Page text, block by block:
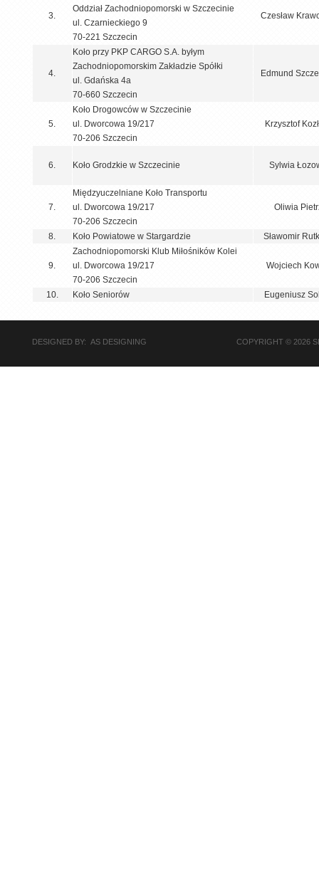
3.
Oddział Zachodniopomorski w Szczecinie
ul. Czarnieckiego 9
70-221 Szczecin
Czesław
4.
Koło przy PKP CARGO S.A. byłym
Zachodniopomorskim Zakładzie Spółki
ul. Gdańska 4a
70-660 Szczecin
Edmund
5.
Koło Drogowców w Szczecinie
ul. Dworcowa 19/217
70-206 Szczecin
Krzysztof
6. Koło Grodzkie w Szczecinie Sylwia
7.
Międzyuczelniane Koło Transportu
ul. Dworcowa 19/217
70-206 Szczecin
Oliwia
8. Koło Powiatowe w Stargardzie Sławomir
9.
Zachodniopomorski Klub Miłośników Kolei
ul. Dworcowa 19/217
70-206 Szczecin
Wojciech
10. Koło Seniorów Eugeniusz
DESIGNED BY: AS DESIGNING COPYRIGHT © 2026